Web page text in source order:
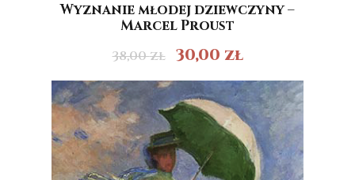
Wyznanie młodej dziewczyny –
Marcel Proust
38,00zł 30,00 zł